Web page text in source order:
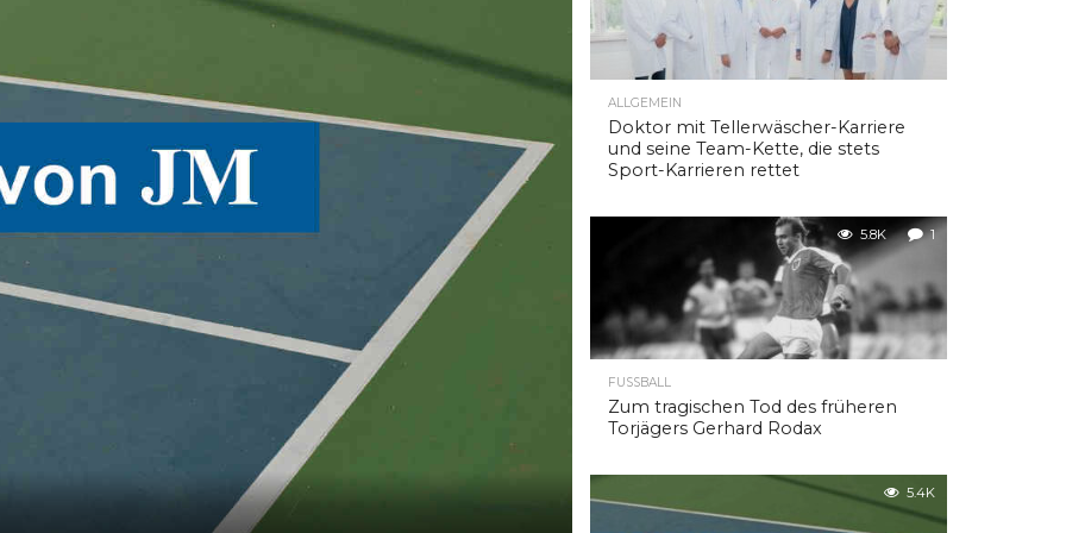
ALLGEMEIN
Doktor mit Tellerwäscher-Karriere
und seine Team-Kette, die stets
Sport-Karrieren rettet
5.8K 1
FUSSBALL
Zum tragischen Tod des früheren
Torjägers Gerhard Rodax
5.4K